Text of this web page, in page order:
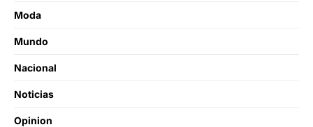
Moda
Mundo
Nacional
Noticias
Opinion